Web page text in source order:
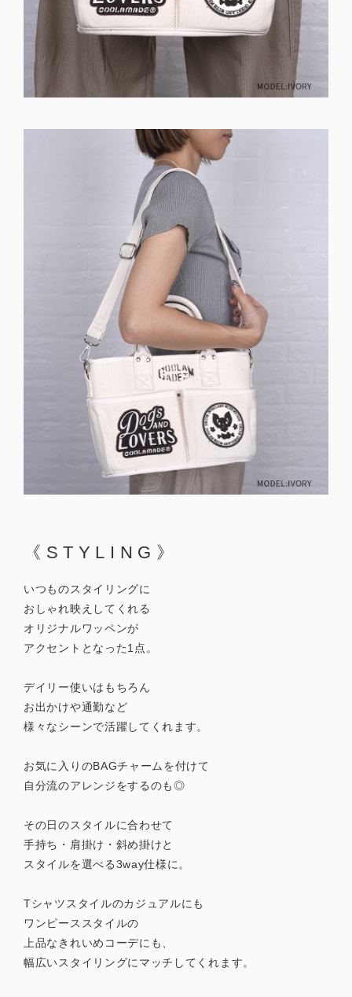
《STYLING》
いつものスタイリングに
おしゃれ映えしてくれる
オリジナルワッペンが
アクセントとなった1点。
デイリー使いはもちろん
お出かけや通勤など
様々なシーンで活躍してくれます。
お気に入りのBAGチャームを付けて
自分流のアレンジをするのも◎
その日のスタイルに合わせて
手持ち・肩掛け・斜め掛けと
スタイルを選べる3way仕様に。
Tシャツスタイルのカジュアルにも
ワンピーススタイルの
上品なきれいめコーデにも、
幅広いスタイリングにマッチしてくれます。